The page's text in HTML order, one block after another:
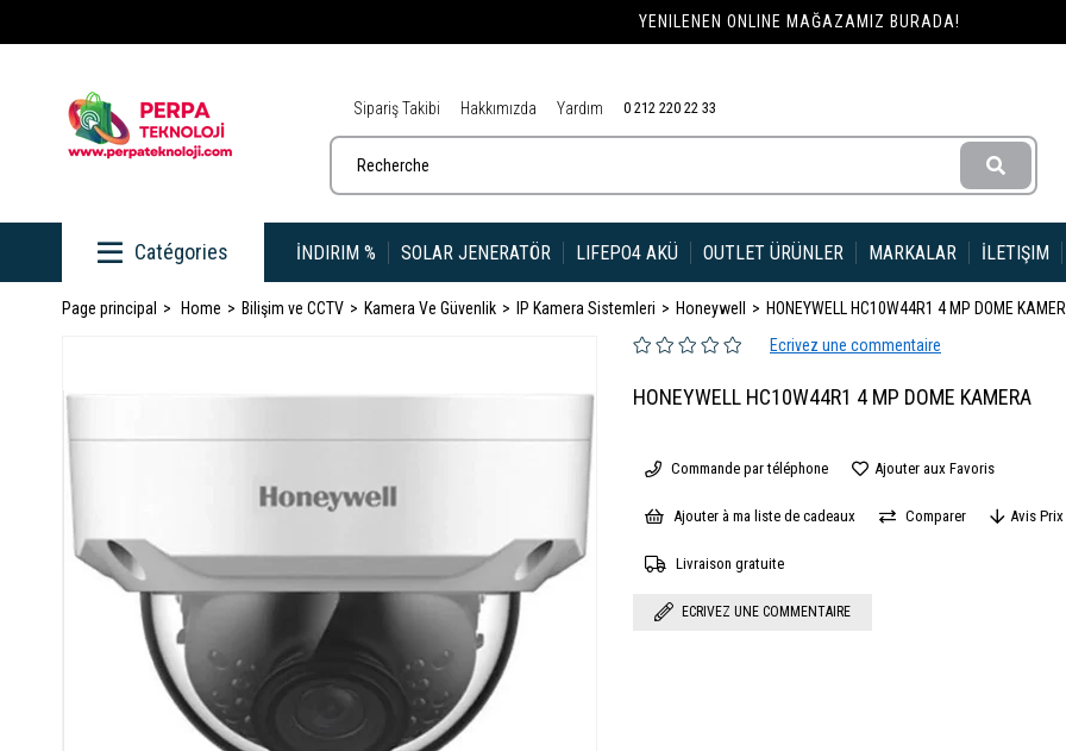
YENILENEN ONLINE MAĞAZAMIZ BURADA!
Sipariş Takibi Hakkımızda Yardım 0 212 220 22 33
İNDIRIM % SOLAR JENERATÖR LIFEPO4 AKÜ OUTLET ÜRÜNLER MARKALAR İLETIŞIM
Page principal Home Bilişim ve CCTV Kamera Ve Güvenlik IP Kamera Sistemleri Honeywell HONEYWELL HC10W44R1 4 MP DOME
Ecrivez une commentaire
HONEYWELL HC10W44R1 4 MP DOME KAMERA
Commande par téléphone Ajouter aux Favoris
Ajouter à ma liste de cadeaux Comparer Avis
Livraison gratuite
ECRIVEZ UNE COMMENTAIRE